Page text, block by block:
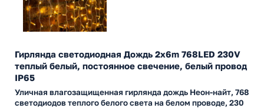
Гирлянда светодиодная Дождь 2x6m 768LED 230V
теплый белый, постоянное свечение, белый провод
IP65
Уличная влагозащищенная гирлянда дождь Неон-найт, 768
светодиодов теплого белого света на белом проводе, 230